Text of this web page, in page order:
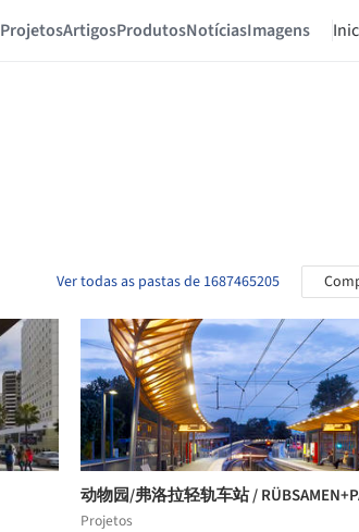
ProjetosArtigosProdutosNotíciasImagens
Ver todas as pastas de 1687465205
动物园/弗洛拉轻轨车站 /
Projetos